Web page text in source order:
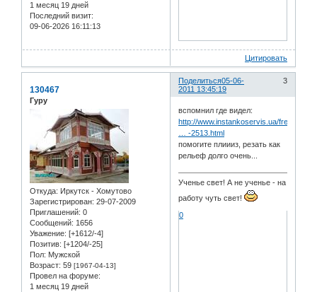
1 месяц 19 дней
Последний визит:
09-06-2026 16:11:13
Цитировать
Поделиться 3
05-06-
2011 13:45:19
130467
Гуру
Откуда: Иркутск - Хомутово
Зарегистрирован: 29-07-2009
Приглашений: 0
Сообщений: 1656
Уважение: [+1612/-4]
Позитив: [+1204/-25]
Пол: Мужской
Возраст: 59 [1967-04-13]
Провел на форуме:
1 месяц 19 дней
вспомнил где видел:
http://www.instankoservis.ua/frezernye-
… -2513.html
помогите плиииз, резать как
рельеф долго очень...
Ученье свет! А не ученье - на
работу чуть свет!
0